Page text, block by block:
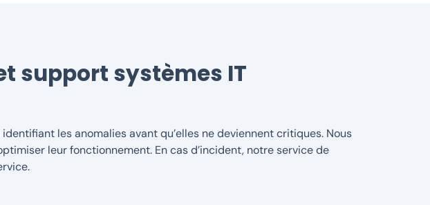
support systèmes IT
les anomalies avant qu’elles ne deviennent critiques. Nous
leur fonctionnement. En cas d’incident, notre service de